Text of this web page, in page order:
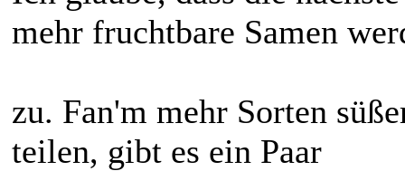
mehr fruchtbare Samen
zu. Fan'm mehr Sorten
teilen, gibt es ein Paar